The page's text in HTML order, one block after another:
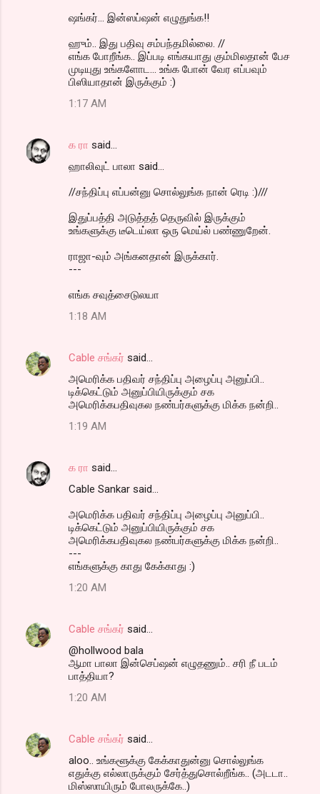
ஷங்கர்... இன்ஸப்ஷன் எழுதுங்க!!
ஹும்.. இது பதிவு சம்பந்தமில்லை. //
எங்க போறீங்க.. இப்படி எங்கயாது கும்மிலதான் பேச
முடியுது உங்களோட... உங்க போன் வேர எப்பவும்
பிஸியாதான் இருக்கும் :)
1:17 AM
க ரா said…
ஹாலிவுட் பாலா said...
//சந்திப்பு எப்பன்னு சொல்லுங்க நான் ரெடி :)///
இதுப்பத்தி அடுத்தத் தெருவில் இருக்கும்
உங்களுக்கு டீடெய்லா ஒரு மெய்ல் பண்ணுறேன்.
ராஜா-வும் அங்கனதான் இருக்கார்.
---
எங்க சவுத்சைடுலயா
1:18 AM
Cable சங்கர் said…
அமெரிக்க பதிவர் சந்திப்பு அழைப்பு அனுப்பி..
டிக்கெட்டும் அனுப்பியிருக்கும் சக
அமெரிக்கபதிவுகல நண்பர்களுக்கு மிக்க நன்றி..
1:19 AM
க ரா said…
Cable Sankar said...
அமெரிக்க பதிவர் சந்திப்பு அழைப்பு அனுப்பி..
டிக்கெட்டும் அனுப்பியிருக்கும் சக
அமெரிக்கபதிவுகல நண்பர்களுக்கு மிக்க நன்றி..
---
எங்களுக்கு காது கேக்காது :)
1:20 AM
Cable சங்கர் said…
@hollwood bala
ஆமா பாலா இன்செப்ஷன் எழுதணும்.. சரி நீ படம்
பாத்தியா?
1:20 AM
Cable சங்கர் said…
aloo.. உங்களூக்கு கேக்காதுன்னு சொல்லுங்க
எதுக்கு எல்லாருக்கும் சேர்த்துசொல்றீங்க.. (அடடா..
மிஸ்ஸாயிரும் போலருக்கே..)